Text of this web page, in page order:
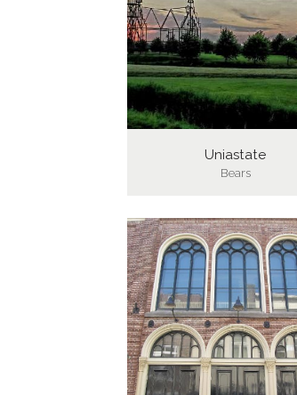
Uniastate
Bears